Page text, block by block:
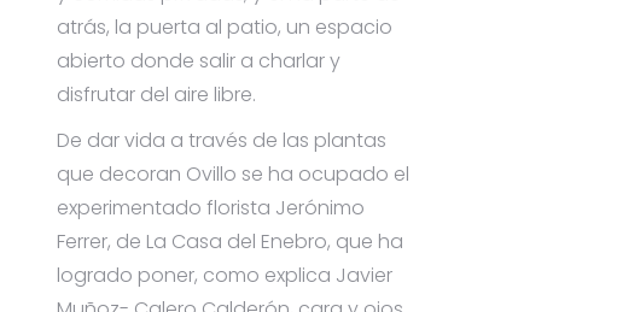
atrás, la puerta al patio, un espacio
abierto donde salir a charlar y
disfrutar del aire libre.
De dar vida a través de las plantas
que decoran Ovillo se ha ocupado el
experimentado florista Jerónimo
Ferrer, de La Casa del Enebro, que ha
logrado poner, como explica Javier